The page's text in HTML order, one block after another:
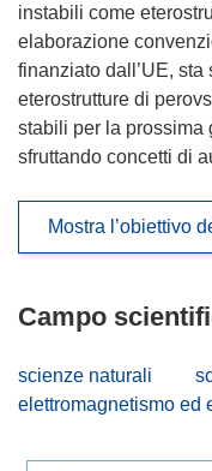
instabili come
elaborazione
finanziato dall’UE,
eterostrutture di
stabili per la prossima
sfruttando concetti di
Mostra l’obiettivo
Campo
scienze naturali
elettromagnetismo ed